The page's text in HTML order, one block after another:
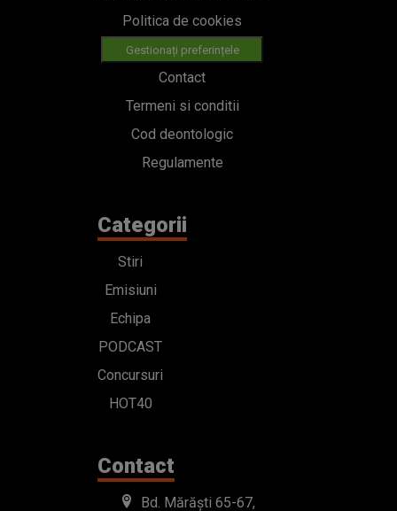
Politica de cookies
Gestionați preferințele
Contact
Termeni si conditii
Cod deontologic
Regulamente
Categorii
Stiri
Emisiuni
Echipa
PODCAST
Concursuri
HOT40
Contact
Bd. Mărăști 65-67,